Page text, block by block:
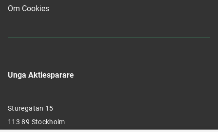
Unga Aktiesparare
Sturegatan 15
113 89 Stockholm
Om Cookies